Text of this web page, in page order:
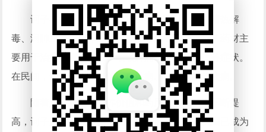
诃子在中医中被视为一味重要的药材，具有清热解
毒、润肺止咳、生津止渴、涩肠止泻等功效。诃子药材主
要用于治疗感冒、咳嗽、咽喉肿痛、便秘、腹泻等症状。
在民间，诃子还被用来治疗皮肤病、口腔溃疡等疾病。
随着人们对诃子营养价值和药用价值的认识不断提
高，诃子产业在我国得到了快速发展。目前，我国已成为